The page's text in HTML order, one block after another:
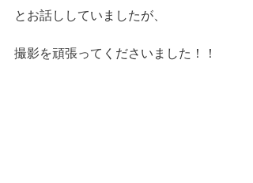
とお話ししていましたが、
撮影を頑張ってくださいました！！